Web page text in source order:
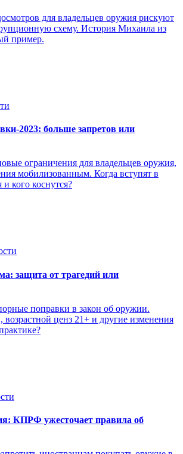
для владельцев оружия рискуют
схему. История Михаила из
пример.
2023: больше запретов или
ограничения для владельцев оружия,
мобилизованным. Когда вступят в
кого коснутся?
защита от трагедий или
поправки в закон об оружии.
возрастной ценз 21+ и другие изменения
КПРФ ужесточает правила об